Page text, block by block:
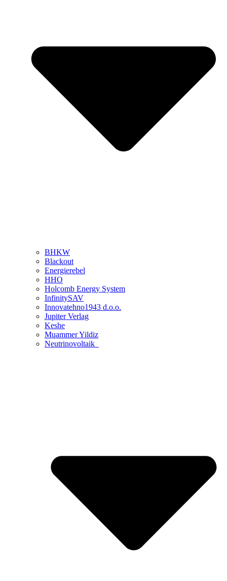
BHKW
Blackout
Energierebel
HHO
Holcomb Energy System
InfinitySAV
Innovatehno1943 d.o.o.
Jupiter Verlag
Keshe
Muammer Yildiz
Neutrinovoltaik